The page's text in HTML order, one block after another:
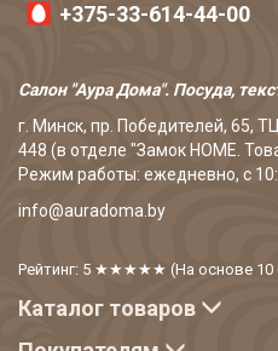
+375-33-614-44-00
Салон "Аура Дома". Посуда,
г. Минск, пр. Победителей, 65,
448 (в отделе "Замок HOME.
Режим работы: ежедневно, с
info@auradoma.by
Рейтинг: 5 ★★★★★ (На основе 10
Каталог товаров